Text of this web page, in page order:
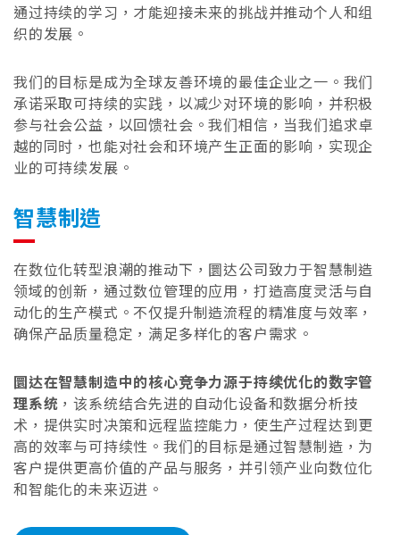
通过持续的学习，才能迎接未来的挑战并推动个人和组
织的发展。
我们的目标是成为全球友善环境的最佳企业之一。我们
承诺采取可持续的实践，以减少对环境的影响，并积极
参与社会公益，以回馈社会。我们相信，当我们追求卓
越的同时，也能对社会和环境产生正面的影响，实现企
业的可持续发展。
智慧制造
在数位化转型浪潮的推动下，圜达公司致力于智慧制造
领域的创新，通过数位管理的应用，打造高度灵活与自
动化的生产模式。不仅提升制造流程的精准度与效率，
确保产品质量稳定，满足多样化的客户需求。
圜达在智慧制造中的核心竞争力源于持续优化的数字管
理系统 ，该系统结合先进的自动化设备和数据分析技
术，提供实时决策和远程监控能力，使生产过程达到更
高的效率与可持续性。我们的目标是通过智慧制造，为
客户提供更高价值的产品与服务，并引领产业向数位化
和智能化的未来迈进。